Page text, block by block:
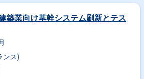
築業向け基幹システム刷新とテス
ンス)